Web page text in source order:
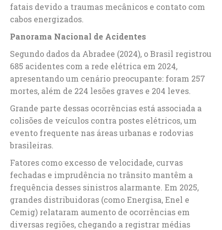
fatais devido a traumas mecânicos e contato com
cabos energizados.
Panorama Nacional de Acidentes
Segundo dados da Abradee (2024), o Brasil registrou
685 acidentes com a rede elétrica em 2024,
apresentando um cenário preocupante: foram 257
mortes, além de 224 lesões graves e 204 leves.
Grande parte dessas ocorrências está associada a
colisões de veículos contra postes elétricos, um
evento frequente nas áreas urbanas e rodovias
brasileiras.
Fatores como excesso de velocidade, curvas
fechadas e imprudência no trânsito mantêm a
frequência desses sinistros alarmante. Em 2025,
grandes distribuidoras (como Energisa, Enel e
Cemig) relataram aumento de ocorrências em
diversas regiões, chegando a registrar médias